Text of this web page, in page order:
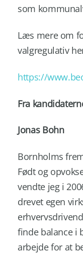
som
Læs mere om
valgregulativ
https://
Fra
Jonas Bohn
Bornholms
Født og
vendte jeg i
drevet egen
finde balance i
arbejde for at